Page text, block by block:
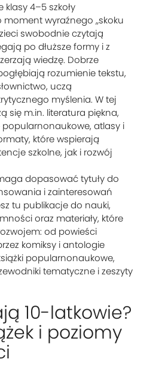
klasy 4–5 szkoły
wyraźnego „skoku
swobodnie czytają
po dłuższe formy i z
wiedzę. Dobrze
rozumienie tekstu,
uczą
myślenia. W tej
się m.in. literatura piękna,
popularnonaukowe, atlasy i
które wspierają
szkolne, jak i rozwój
dopasować tytuły do
i zainteresowań
tu publikacje do nauki,
oraz materiały, które
od powieści
komiksy i antologie
popularnonaukowe,
tematyczne i zeszyty
10-latkowie?
i poziomy